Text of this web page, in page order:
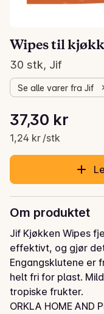
Wipes til
30 stk, Jif
Se alle varer fra Jif
Gjeldende pris er:
37,30 kr
1,24 kr /stk
Stykkpris: 1,24 kr /stk
Om produktet
Jif Kjøkken Wipes
effektivt, og gjør
Engangsklutene er
helt fri for plast.
tropiske frukter.
ORKLA HOME AND